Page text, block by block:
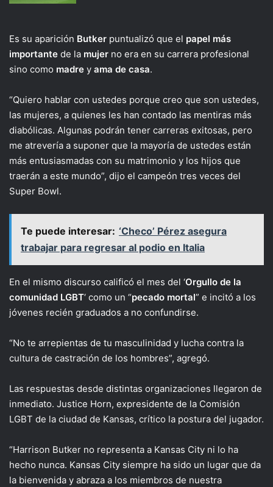
Es su aparición Butker puntualizó que el papel más
importante de la mujer no era en su carrera profesional
sino como madre y ama de casa.
“Quiero hablar con ustedes porque creo que son ustedes,
las mujeres, a quienes les han contado las mentiras más
diabólicas. Algunas podrán tener carreras exitosas, pero
me atrevería a suponer que la mayoría de ustedes están
más entusiasmadas con su matrimonio y los hijos que
traerán a este mundo”, dijo el campeón tres veces del
Super Bowl.
Te puede interesar: ‘Checo’ Pérez asegura
trabajar para regresar al podio en Italia
En el mismo discurso calificó el mes del ‘Orgullo de la
comunidad LGBT‘ como un “pecado mortal” e incitó a los
jóvenes recién graduados a no confundirse.
“No te arrepientas de tu masculinidad y lucha contra la
cultura de castración de los hombres”, agregó.
Las respuestas desde distintas organizaciones llegaron de
inmediato. Justice Horn, expresidente de la Comisión
LGBT de la ciudad de Kansas, crítico la postura del jugador.
“Harrison Butker no representa a Kansas City ni lo ha
hecho nunca. Kansas City siempre ha sido un lugar que da
la bienvenida y abraza a los miembros de nuestra